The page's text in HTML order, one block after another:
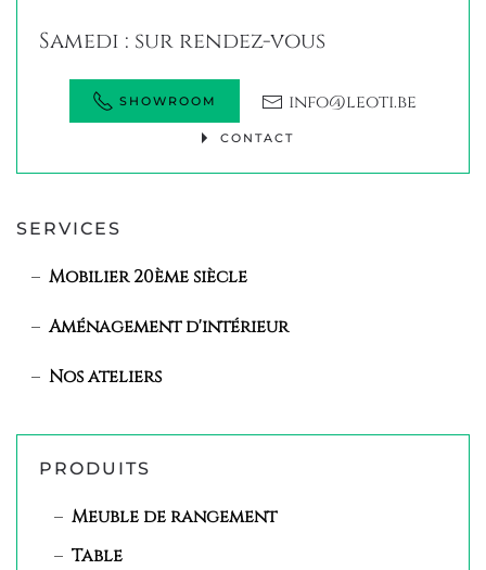
Samedi : sur rendez-vous
SHOWROOM info@leoti.be
CONTACT
SERVICES
Mobilier 20ème siècle
Aménagement d'intérieur
Nos ateliers
PRODUITS
Meuble de rangement
Table